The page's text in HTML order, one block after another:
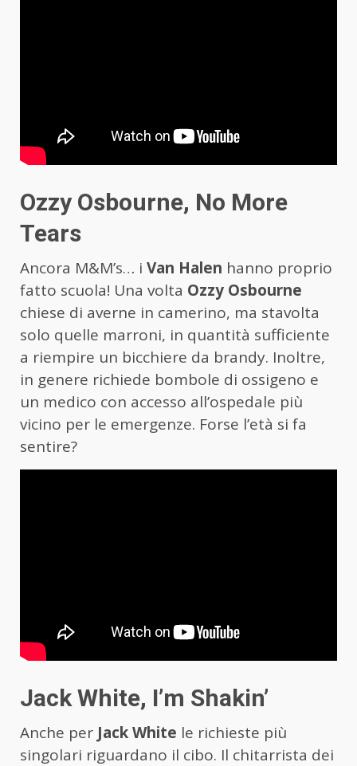
Ozzy Osbourne, No More
Tears
Ancora M&M’s… i Van Halen hanno proprio
fatto scuola! Una volta Ozzy Osbourne
chiese di averne in camerino, ma stavolta
solo quelle marroni, in quantità sufficiente
a riempire un bicchiere da brandy. Inoltre,
in genere richiede bombole di ossigeno e
un medico con accesso all’ospedale più
vicino per le emergenze. Forse l’età si fa
sentire?
Jack White, I’m Shakin’
Anche per Jack White le richieste più
singolari riguardano il cibo. Il chitarrista dei